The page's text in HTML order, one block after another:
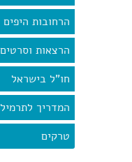
הרחובות
הרצאות
חו"ל בישראל
המדריך
טרקים